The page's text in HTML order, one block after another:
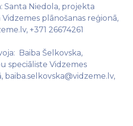
Santa Niedola, projekta
Vidzemes plānošanas reģionā,
+371 26674261
Baiba Šelkovska,
speciāliste Vidzemes
baiba.selkovska@vidzeme.lv,